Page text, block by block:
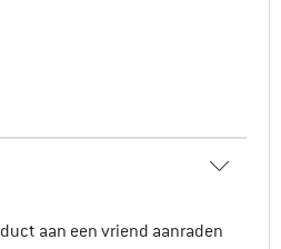
aan een vriend aanraden